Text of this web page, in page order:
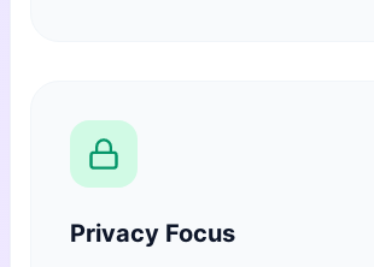
Privacy Focus